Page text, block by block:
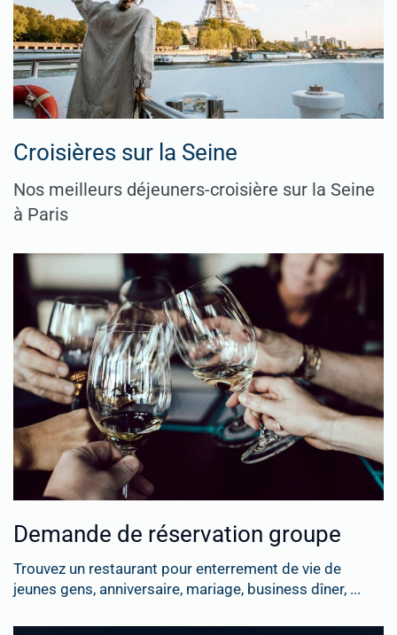
Croisières sur la Seine
Nos meilleurs déjeuners-croisière sur la Seine
à Paris
Demande de réservation groupe
Trouvez un restaurant pour enterrement de vie de
jeunes gens, anniversaire, mariage, business dîner, ...